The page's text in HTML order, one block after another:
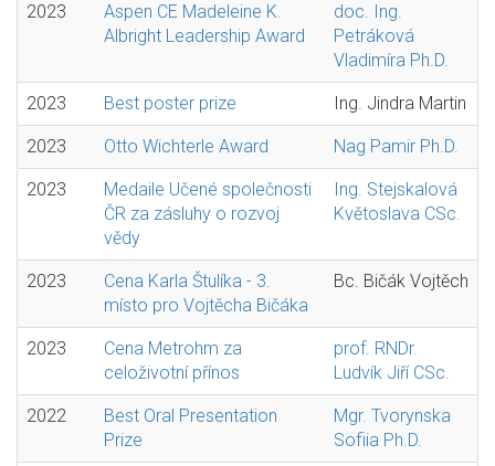
2023
Aspen CE Madeleine K.
Albright Leadership Award
doc. Ing.
Petráková
Vladimíra Ph.D.
2023 Best poster prize Ing. Jindra Martin
2023 Otto Wichterle Award Nag Pamir Ph.D.
2023
Medaile Učené společnosti
ČR za zásluhy o rozvoj
vědy
Ing. Stejskalová
Květoslava CSc.
2023
Cena Karla Štulíka - 3.
místo pro Vojtěcha Bičáka
Bc. Bičák Vojtěch
2023
Cena Metrohm za
celoživotní přínos
prof. RNDr.
Ludvík Jiří CSc.
2022
Best Oral Presentation
Prize
Mgr. Tvorynska
Sofiia Ph.D.